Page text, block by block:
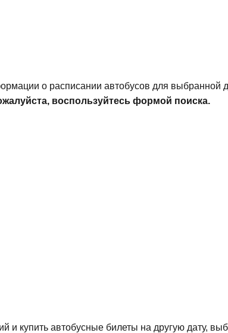
о расписании автобусов для выбранной
воспользуйтесь формой поиска.
и купить автобусные билеты на другую дату,